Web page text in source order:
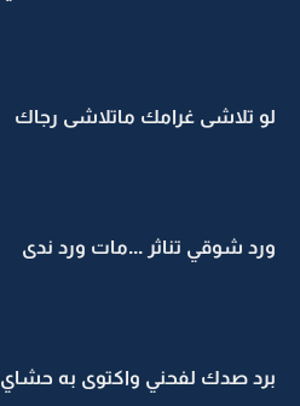
لو تلاشى غرامك ماتلاشى رجاك
ورد شوقي تناثر ...مات ورد ندى
برد صدك لفحني واكتوى به حشاي